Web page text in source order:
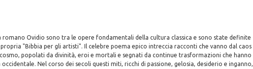
romano Ovidio sono tra le opere fondamentali della cultura classica e sono state definite
propria "Bibbia per gli artisti". Il celebre poema epico intreccia racconti che vanno dal caos
popolati da divinità, eroi e mortali e segnati da continue trasformazioni che hanno
Nel corso dei secoli questi miti, ricchi di passione, gelosia, desiderio e inganno,